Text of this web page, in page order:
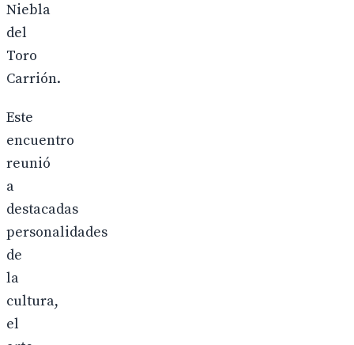
Niebla
del
Toro
Carrión.
Este
encuentro
reunió
a
destacadas
personalidades
de
la
cultura,
el